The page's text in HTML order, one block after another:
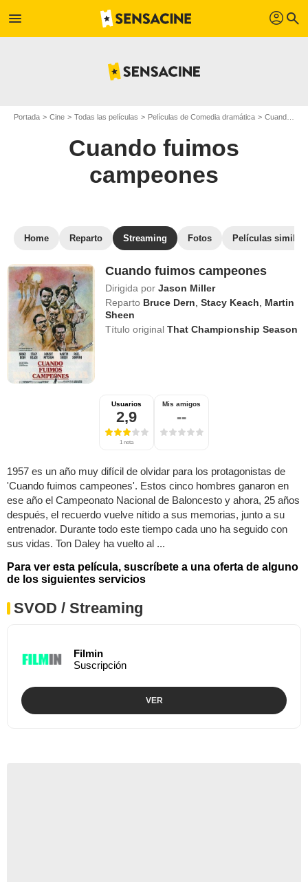
menu profil search
Portada Cine Todas las películas Películas de Comedia dramática Cuando fuimos campeones
Cuando fuimos
campeones
Home Reparto Streaming Fotos Películas
Cuando fuimos campeones
Dirigida por Jason Miller
Reparto Bruce Dern ,Stacy Keach
Martin
Sheen
Título originalThat Championship Season
Usuarios
2,9
1 nota
Mis amigos
--
1957 es un año muy difícil de olvidar para los protagonistas de
'Cuando fuimos campeones'. Estos cinco hombres ganaron en
ese año el Campeonato Nacional de Baloncesto y ahora, 25 años
después, el recuerdo vuelve nítido a sus memorias, junto a su
entrenador. Durante todo este tiempo cada uno ha seguido con
sus vidas. Ton Daley ha vuelto al ...
Para ver esta película, suscríbete a una oferta de alguno
de los siguientes servicios
SVOD / Streaming
Filmin
Suscripción
VER